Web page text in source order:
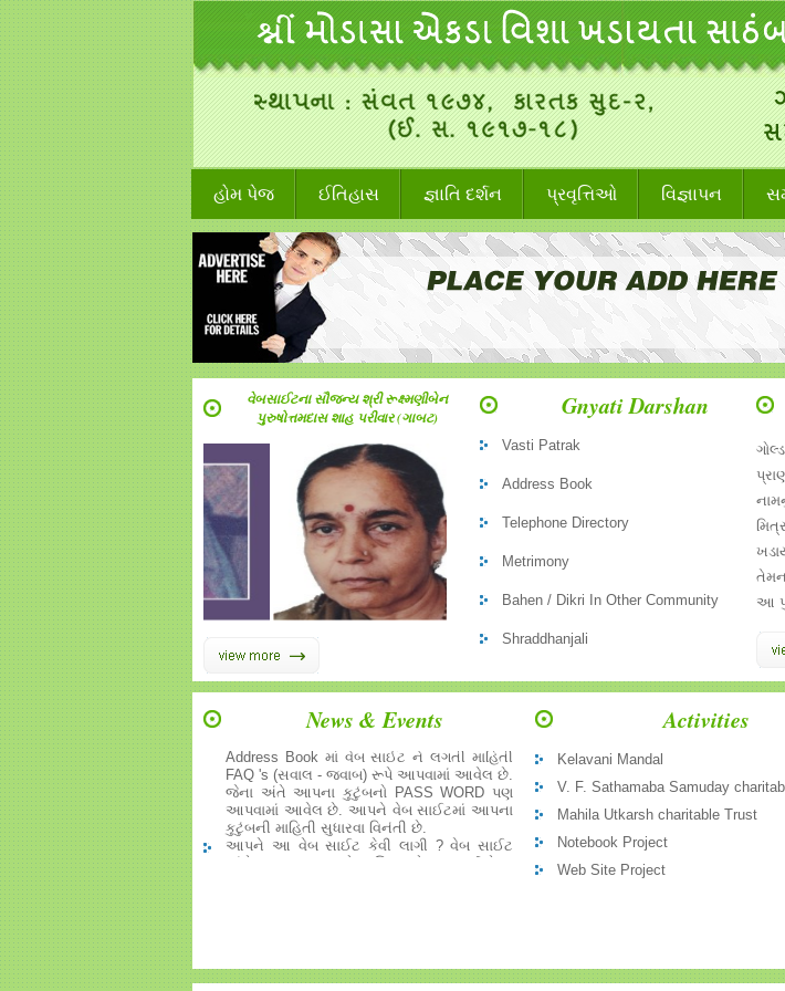
હોમ પેજ ઈતિહાસ જ્ઞાતિ દર્શન પ્રવૃત્તિઓ વિજ્ઞાપન
વેબસાઈટના સૌજન્ય શ્રી રૂક્ષ્મણીબેન
પુરુષોત્તમદાસ શાહ પરીવાર (ગાબટ)
Gnyati Darshan
Vasti Patrak
Address Book
Telephone Directory
Metrimony
Bahen / Dikri In Other Community
Shraddhanjali
આ
News & Events
SCABY GROUP ધ્વારા વિતરણ થયેલ
FAQ 's (સવાલ - જવાબ) રૂપે આપવામાં આવેલ છે.
જેના અંતે આપના કુટુંબનો PASS WORD પણ
આપવામાં આવેલ છે. આપને વેબ સાઈટમાં આપના
કુટુંબની માહિતી સુધારવા વિનંતી છે.
આપને આ વેબ સાઈટ કેવી લાગી ? વેબ સાઈટ
અંગેના આપના સૂચનો/અભિપ્રાયો આવકાર્ય છે..
Activities
Kelavani Mandal
V. F. Sathamaba Samuday
Mahila Utkarsh charitable Trust
Notebook Project
Web Site Project